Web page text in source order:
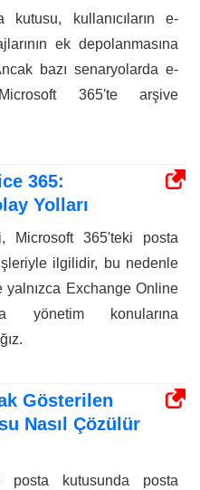
kutusu, kullanıcıların e-
ek depolanmasına
bazı senaryolarda e-
365'te arşive
365:
Yolları
Microsoft 365'teki posta
ilgilidir, bu nedenle
yalnızca Exchange Online
yönetim konularına
Gösterilen
Nasıl Çözülür
posta kutusunda posta